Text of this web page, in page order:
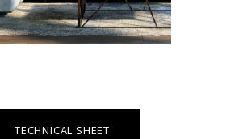
TECHNICAL SHEET